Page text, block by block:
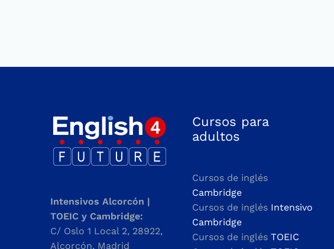
Intensivos Alcorcón |
TOEIC y Cambridge:
C/ Oslo 1 Local 2, 28922,
Alcorcón, Madrid
Cursos para
adultos
Cursos de inglés
Cambridge
Cursos de inglés Intensivo
Cambridge
Cursos de inglés TOEIC